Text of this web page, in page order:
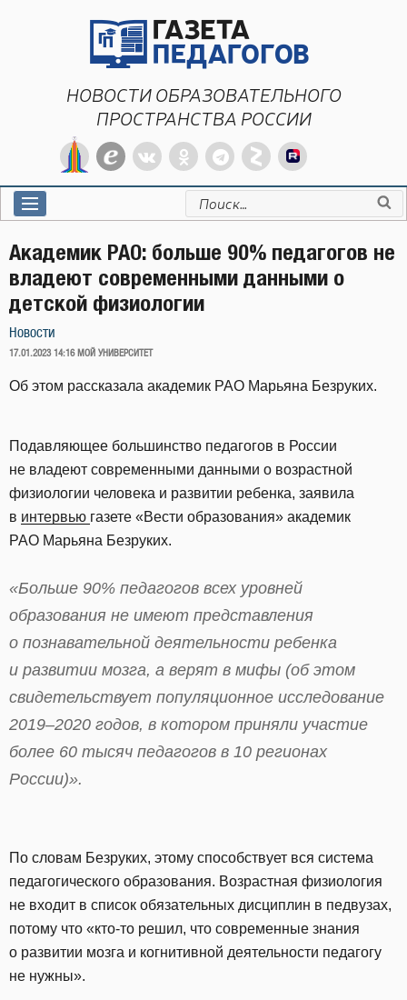
НОВОСТИ ОБРАЗОВАТЕЛЬНОГО
ПРОСТРАНСТВА РОССИИ
Искать:
Академик РАО: больше 90% педагогов не
владеют современными данными о
детской физиологии
Новости
ОПУБЛИКОВАНО
17.01.2023 14:16 МОЙ УНИВЕРСИТЕТ
Об этом рассказала академик РАО Марьяна Безруких.
Подавляющее большинство педагогов в России
не владеют современными данными о возрастной
физиологии человека и развитии ребенка, заявила
в интервью газете «Вести образования» академик
РАО Марьяна Безруких.
«Больше 90% педагогов всех уровней
образования не имеют представления
о познавательной деятельности ребенка
и развитии мозга, а верят в мифы (об этом
свидетельствует популяционное исследование
2019–2020 годов, в котором приняли участие
более 60 тысяч педагогов в 10 регионах
России)».
По словам Безруких, этому способствует вся система
педагогического образования. Возрастная физиология
не входит в список обязательных дисциплин в педвузах,
потому что «кто-то решил, что современные знания
о развитии мозга и когнитивной деятельности педагогу
не нужны».